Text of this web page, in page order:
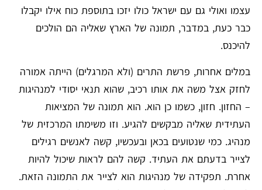
עצמו ואולי גם עם ישראל כולו יזכו בתוספת כוח אילו יקבלו
כבר כעת, במדבר, תמונה של הארץ שאליה הם הולכים
להיכנס.
במלים אחרות, פרשת התרים (ולא המרגלים) הייתה אמורה
לחזק אצל משה את אותו רכיב, שהוא תנאי יסודי למנהיגות
– החזון. חזון, כשמו כן הוא. הוא תמונה של המציאות
העתידית שאליה מבקשים להגיע. וזו משימתו המרכזית של
מנהיג. כמי שנטועים בכאן ובעכשיו, קשה לאנשים רגילים
לצייר בדעתם את העתיד. קשה להם לראות שיכול להיות
אחרת. תפקידה של מנהיגות הוא לצייר את התמונה הזאת.